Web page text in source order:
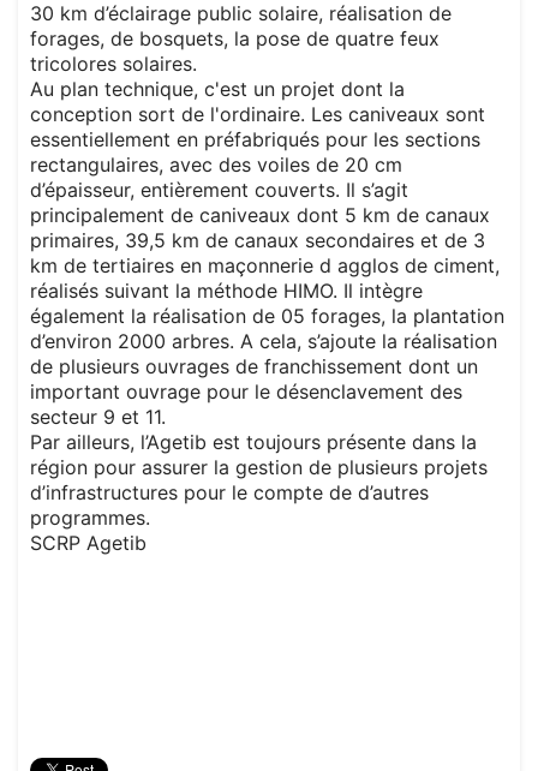
30 km d’éclairage public solaire, réalisation de
forages, de bosquets, la pose de quatre feux
tricolores solaires.
Au plan technique, c'est un projet dont la
conception sort de l'ordinaire. Les caniveaux sont
essentiellement en préfabriqués pour les sections
rectangulaires, avec des voiles de 20 cm
d’épaisseur, entièrement couverts. Il s’agit
principalement de caniveaux dont 5 km de canaux
primaires, 39,5 km de canaux secondaires et de 3
km de tertiaires en maçonnerie d agglos de ciment,
réalisés suivant la méthode HIMO. Il intègre
également la réalisation de 05 forages, la plantation
d’environ 2000 arbres. A cela, s’ajoute la réalisation
de plusieurs ouvrages de franchissement dont un
important ouvrage pour le désenclavement des
secteur 9 et 11.
Par ailleurs, l’Agetib est toujours présente dans la
région pour assurer la gestion de plusieurs projets
d’infrastructures pour le compte de d’autres
programmes.
SCRP Agetib